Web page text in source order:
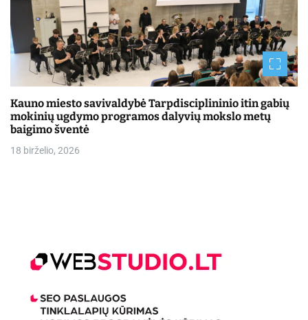
Kauno miesto savivaldybė Tarpdisciplininio itin gabių
mokinių ugdymo programos dalyvių mokslo metų
baigimo šventė
18 birželio, 2026